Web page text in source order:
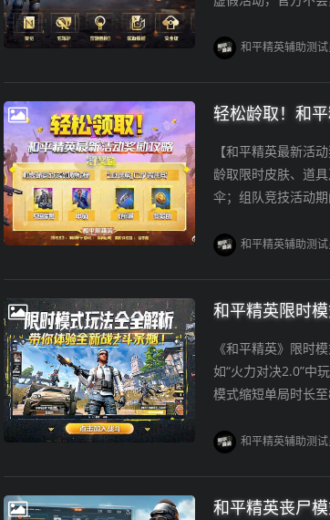
和平精英辅助测试
轻松龄取！和
【和平精英最新活
龄取限时皮肤、道
伞；组队竞技活动
和平精英辅助测试
和平精英限时
《和平精英》限时
如“火力对决2.0”中
模式缩短单局时长
和平精英辅助测试
和平精英丧尸